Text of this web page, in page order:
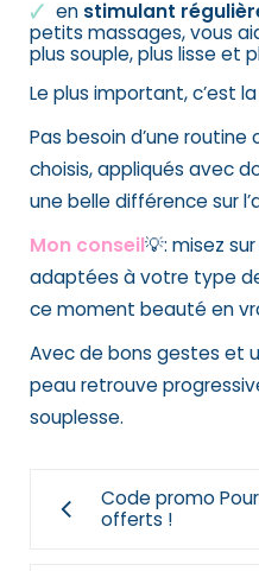
en stimulant
petits massages, vous
plus souple, plus lisse et
Le plus important, c’est
Pas besoin d’une
choisis, appliqués avec
une belle différence sur
Mon conseil💡: misez
adaptées à votre type
ce moment beauté en
Avec de bons gestes et
peau retrouve
souplesse.
Code promo
offerts !